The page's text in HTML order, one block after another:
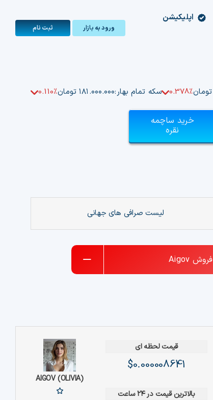
اپلیکیشن
ورود به بازار ثبت‌ نام
0.378% سکه تمام بهار:۱۸۱.۰۰۰.۰۰۰ تومان 0.110%
خرید ساچمه
نقره
لیست صرافی های جهانی
فروش Aigov
AIGOV (OLIVIA)
قیمت لحظه ای
$0.000008641
بالاترین قیمت در ۲۴ ساعت